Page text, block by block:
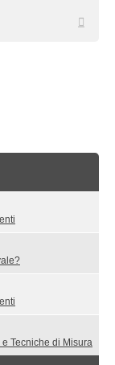
e Tecniche di Misura